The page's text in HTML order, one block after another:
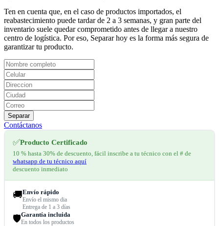
Ten en cuenta que, en el caso de productos importados, el
reabastecimiento puede tardar de 2 a 3 semanas, y gran parte del
inventario suele quedar comprometido antes de llegar a nuestro
centro de logística. Por eso, Separar hoy es la forma más segura de
garantizar tu producto.
Separar
Contáctanos
✅Producto Certificado
10 % hasta 30% de descuento, fácil inscribe a tu técnico con el # de
whatsapp de tu técnico aquí
descuento inmediato
🚚Envío rápido
Envío el mismo dia
Entrega de 1 a 3 días
🛡️Garantía incluida
En todos los productos